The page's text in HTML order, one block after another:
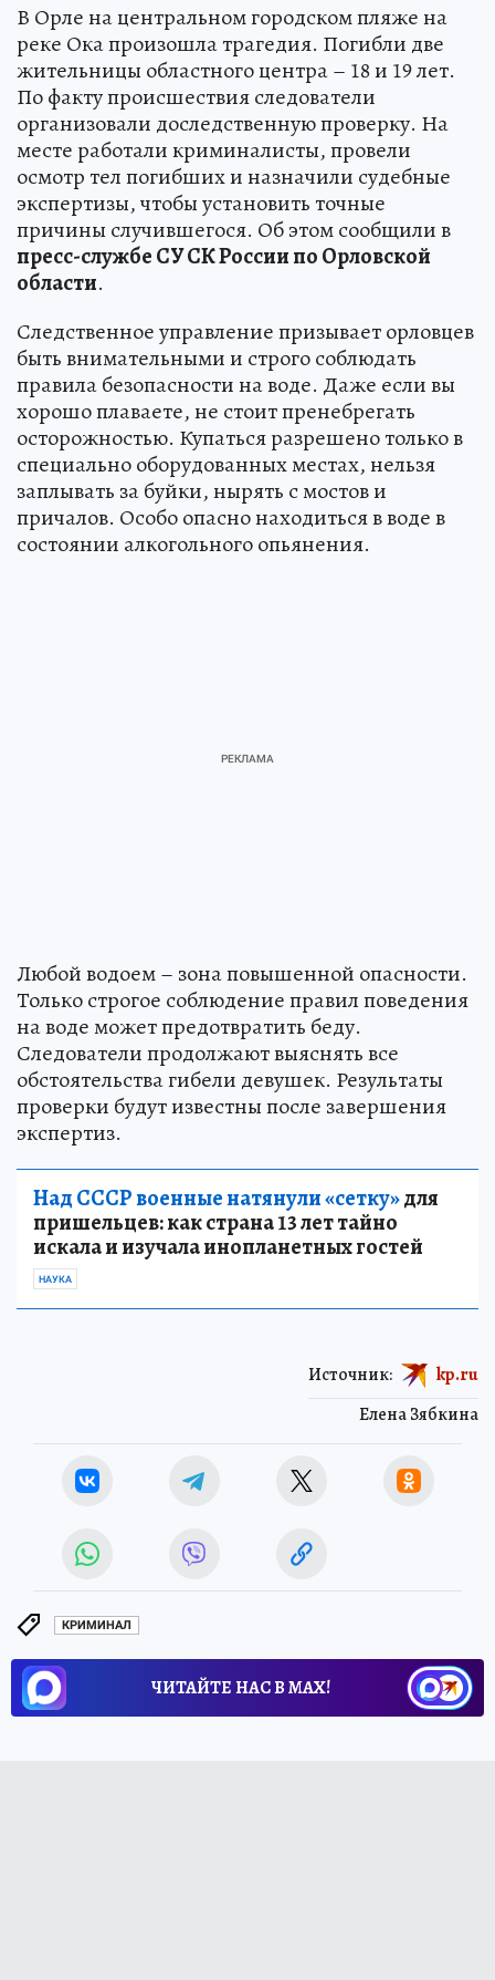
В Орле на центральном городском пляже на
реке Ока произошла трагедия. Погибли две
жительницы областного центра – 18 и 19 лет.
По факту происшествия следователи
организовали доследственную проверку. На
месте работали криминалисты, провели
осмотр тел погибших и назначили судебные
экспертизы, чтобы установить точные
причины случившегося. Об этом сообщили в
пресс-службе СУ СК России по Орловской
области.
Следственное управление призывает орловцев
быть внимательными и строго соблюдать
правила безопасности на воде. Даже если вы
хорошо плаваете, не стоит пренебрегать
осторожностью. Купаться разрешено только в
специально оборудованных местах, нельзя
заплывать за буйки, нырять с мостов и
причалов. Особо опасно находиться в воде в
состоянии алкогольного опьянения.
Любой водоем – зона повышенной опасности.
Только строгое соблюдение правил поведения
на воде может предотвратить беду.
Следователи продолжают выяснять все
обстоятельства гибели девушек. Результаты
проверки будут известны после завершения
экспертиз.
Над СССР военные натянули «сетку»для
пришельцев: как страна 13 лет тайно
искала и изучала инопланетных гостей
НАУКА
Елена Зябкина
Источник: kp.ru
КРИМИНАЛ
ЧИТАЙТЕ НАС В МАХ!